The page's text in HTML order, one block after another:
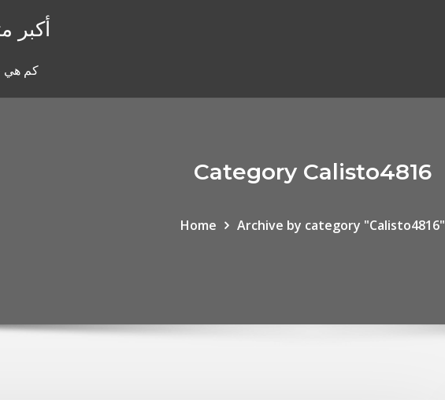
أكبر
كم هي
Category Calisto4816
Home Archive by category "Calisto4816"